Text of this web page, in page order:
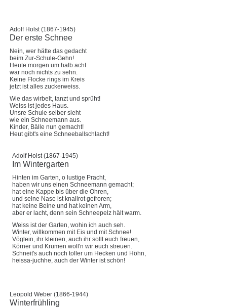
Adolf Holst (1867-1945)
Der erste Schnee
Nein, wer hätte das gedacht
beim Zur-Schule-Gehn!
Heute morgen um halb acht
war noch nichts zu sehn.
Keine Flocke rings im Kreis
jetzt ist alles zuckerweiss.
Wie das wirbelt, tanzt und sprüht!
Weiss ist jedes Haus.
Unsre Schule selber sieht
wie ein Schneemann aus.
Kinder, Bälle nun gemacht!
Heut gibt's eine Schneeballschlacht!
Adolf Holst (1867-1945)
Im Wintergarten
Hinten im Garten, o lustige Pracht,
haben wir uns einen Schneemann gemacht;
hat eine Kappe bis über die Ohren,
und seine Nase ist knallrot gefroren;
hat keine Beine und hat keinen Arm,
aber er lacht, denn sein Schneepelz hält warm.
Weiss ist der Garten, wohin ich auch seh.
Winter, willkommen mit Eis und mit Schnee!
Vöglein, ihr kleinen, auch ihr sollt euch freuen,
Körner und Krumen woll'n wir euch streuen.
Schneit's auch noch toller um Hecken und Höhn,
heissa-juchhe, auch der Winter ist schön!
Leopold Weber (1866-1944)
Winterfrühling